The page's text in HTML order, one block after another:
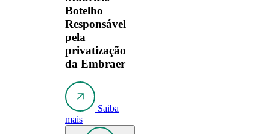
Botelho
Responsável
pela
privatização
da Embraer
Saiba
mais